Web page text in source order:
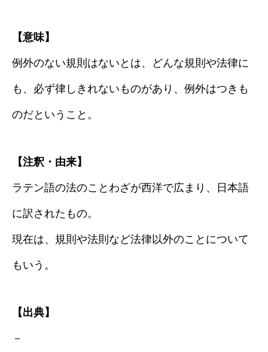
【意味】
例外のない規則はないとは、どんな規則や法律に
も、必ず律しきれないものがあり、例外はつきも
のだということ。
【注釈・由来】
ラテン語の法のことわざが西洋で広まり、日本語
に訳されたもの。
現在は、規則や法則など法律以外のことについて
もいう。
【出典】
－